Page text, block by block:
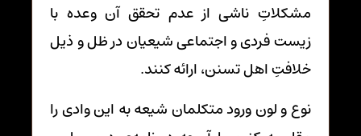
مشکلاتِ ناشی از عدم تحقق آن وعده با
زیست فردی و اجتماعی شیعیان در ظل و ذیل
خلافتِ اهل تسنن، ارائه کنند.
نوع و لون ورود متکلمان شیعه به این وادی را